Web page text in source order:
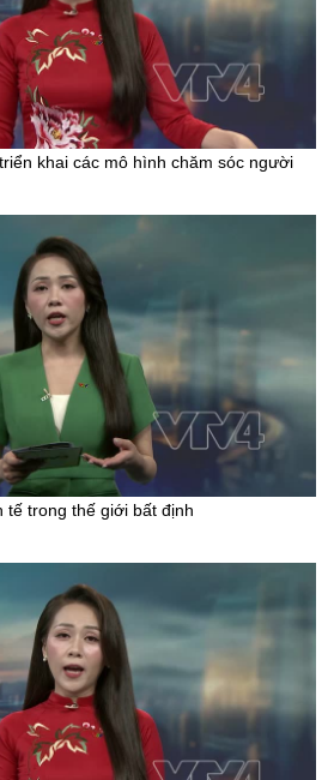
khai các mô hình chăm sóc người
tế trong thế giới bất định